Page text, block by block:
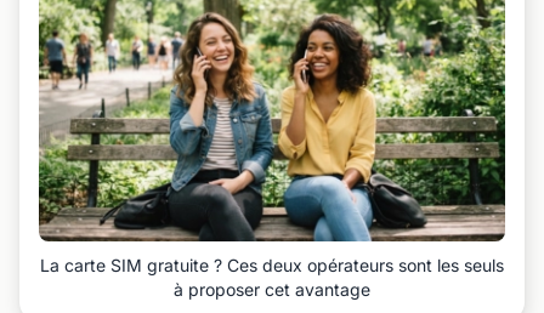
La carte SIM gratuite ? Ces deux opérateurs sont les seuls
à proposer cet avantage